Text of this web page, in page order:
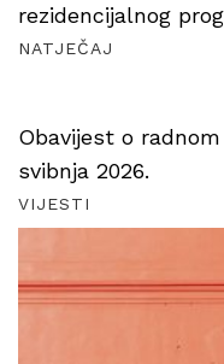
rezidencijalnog
NATJEČAJ
Obavijest o
svibnja 2026.
VIJESTI